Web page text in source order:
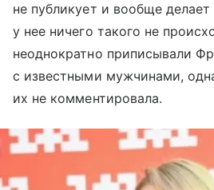
не публикует и вообще
у нее ничего такого не
неоднократно приписывали
с известными мужчинами,
их не комментировала.